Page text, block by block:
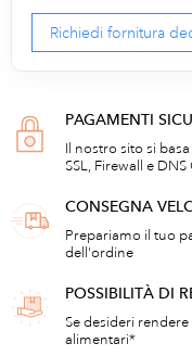
Richiedi fornitura
PAGAMENTI
Il nostro sito si
SSL, Firewall e
CONSEGNA
Prepariamo il tuo
dell'ordine
POSSIBILITÀ DI
Se desideri
alimentari*